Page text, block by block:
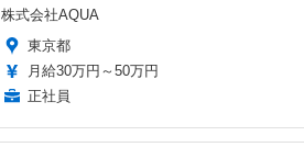
株式会社AQUA
東京都
月給30万円～50万円
正社員